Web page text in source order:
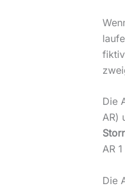
Die
AR)
AR
Die